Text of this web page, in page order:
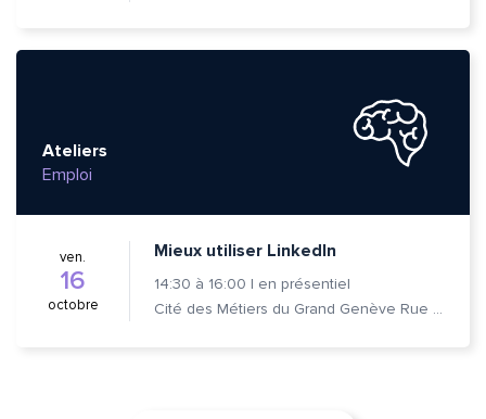
Ateliers
Emploi
ven.
16
octobre
Mieux utiliser LinkedIn
14:30 à 16:00 | en présentiel
Cité des Métiers du Grand Genève Rue Prévost-Martin 6 1205 Genève